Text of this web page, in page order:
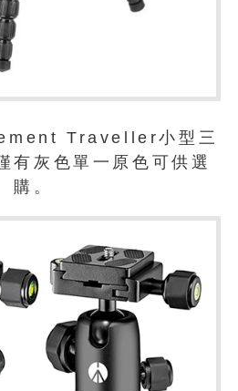
Traveller小型三
有灰色單一原色可供選
購。